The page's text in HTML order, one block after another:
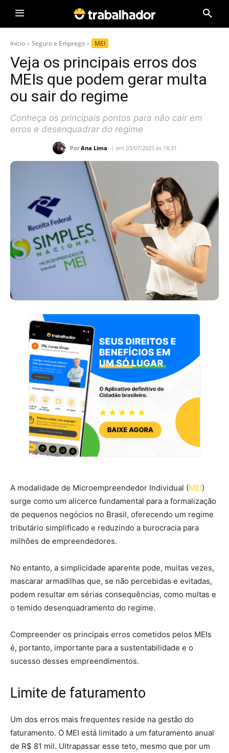
Início Seguro e Emprego MEI
Veja os principais erros dos
MEIs que podem gerar multa
ou sair do regime
Conheça os principais pontos para não cair em
erros e desenquadrar do regime
Por Ana Lima em 03/07/2025 às 18:31
A modalidade de Microempreendedor Individual (MEI)
surge como um alicerce fundamental para a formalização
de pequenos negócios no Brasil, oferecendo um regime
tributário simplificado e reduzindo a burocracia para
milhões de empreendedores.
No entanto, a simplicidade aparente pode, muitas vezes,
mascarar armadilhas que, se não percebidas e evitadas,
podem resultar em sérias consequências, como multas e
o temido desenquadramento do regime.
Compreender os principais erros cometidos pelos MEIs
é, portanto, importante para a sustentabilidade e o
sucesso desses empreendimentos.
Limite de faturamento
Um dos erros mais frequentes reside na gestão do
faturamento. O MEI está limitado a um faturamento anual
de R$ 81 mil. Ultrapassar esse teto, mesmo que por um